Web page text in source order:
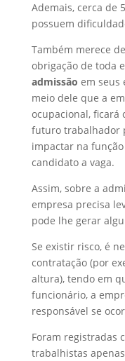
Ademais, cerca de
possuem
Também merece
obrigação de toda
admissão em seus
meio dele que a
ocupacional, ficará
futuro trabalhador
impactar na
candidato a vaga.
Assim, sobre a
empresa precisa
pode lhe gerar
Se existir risco, é
contratação (por
altura), tendo em
funcionário, a
responsável se
Foram registradas
trabalhistas